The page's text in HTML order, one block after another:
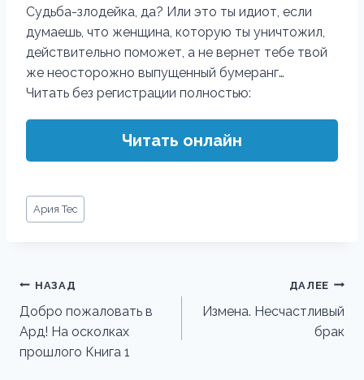
Судьба-злодейка, да? Или это ты идиот, если
думаешь, что женщина, которую ты уничтожил,
действительно поможет, а не вернет тебе твой
же неосторожно выпущенный бумеранг…
Читать без регистрации полностью:
Читать онлайн
Метки
записи:
Ария Тес
Навигация
по
записям
НАЗАД
Добро пожаловать в
Ард! На осколках
прошлого Книга 1
ДАЛЕЕ
Измена. Несчастливый
брак